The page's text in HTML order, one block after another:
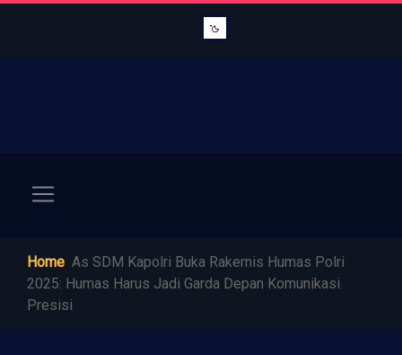
Home As SDM Kapolri Buka Rakernis Humas Polri
2025: Humas Harus Jadi Garda Depan Komunikasi
Presisi